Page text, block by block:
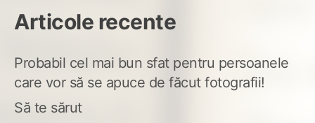
Articole recente
Probabil cel mai bun sfat pentru persoanele
care vor să se apuce de făcut fotografii!
Să te sărut